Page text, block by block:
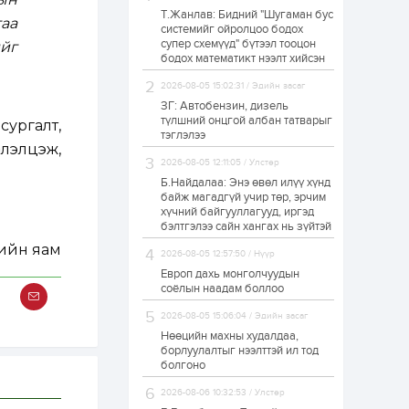
яам
Н.Номтойбаяр:
Аймгуудад
тулгамдаж буй
асуудлуудыг долоо
хоног бүр Засгийн
газрын...
1 өдөр 0
УИХ-ын дарга
С.Бямбацогт төрийг
тахих төрийн
тахилгад оролцлоо
1 өдөр 3 0
“Хотын дарга сонсож
байна” 150150 тусгай
дугаарыг
наймдугаар сарын
1 өдөр
“Чингис хаан” олон
улсын нисэх буудал
руу нийтийн тээврийн
автобус 24 цагаар
Т.Жанлав: Бидний "Шугаман бус
системийг ойролцоо бодох
супер схемүүд" бүтээл тооцон
бодох математикт нээлт хийсэн
2026-08-05 15:02:31 / Эдийн засаг
ЗГ: Автобензин, дизель
түлшний онцгой албан татварыг
тэглэлээ
2026-08-05 12:11:05 / Улстөр
Б.Найдалаа: Энэ өвөл илүү хүнд
байж магадгүй учир төр, эрчим
хүчний байгууллагууд, иргэд
бэлтгэлээ сайн хангах нь зүйтэй
2026-08-05 12:57:50 / Нүүр
Европ дахь монголчуудын
соёлын наадам боллоо
2026-08-05 15:06:04 / Эдийн засаг
Нөөцийн махны худалдаа,
борлуулалтыг нээлттэй ил тод
болгоно
2026-08-06 10:32:53 / Улстөр